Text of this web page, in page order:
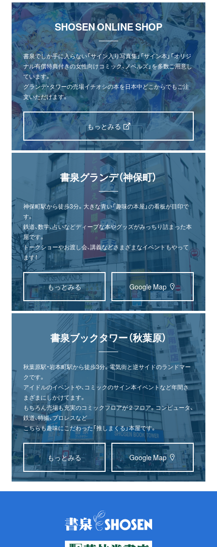
SHOSEN ONLINE SHOP
書泉でしか手に入らない「サイン入り写真集」「サイン本」「オリジ
ナル有償特典付きの女性向けコミック、ノベルズ」を多数ご用意し
ています。
グランデ・タワーの売場イチオシの本を日本中どこからでもご注
文いただけます。
もっとみる
書泉グランデ（神保町）
神保町駅から徒歩3分。大きな青い「趣味の本屋」の看板が目印で
す。
鉄道、数学、占いなどディープな本やグッズがみっちり詰まった本
屋です。
トークショーやお渡し会、講義などさまざまなイベントもやって
ます！
もっとみる Google Map
書泉ブックタワー（秋葉原）
秋葉原駅・岩本町駅から徒歩3分。電気街と逆サイドのランドマー
クです。
アイドルのイベントや、コミックのサイン本イベントなど年間さ
まざまにしかけてます。
もちろん売場も充実のコミックフロアが２フロア。コンピュータ、
鉄道、特撮、プロレスなど
こちらも趣味にこだわった「推しまくる」本屋です。
もっとみる Google Map